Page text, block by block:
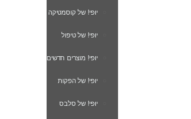
יופי! של קוסמטיקה
יופי! של טיפול
יופי! מוצרים חדשים
יופי! של הפקות
יופי! של סלבס